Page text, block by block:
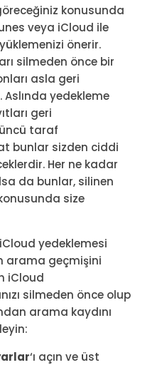
konusunda
veya iCloud ile
önerir.
silmeden önce bir
asla geri
Aslında yedekleme
geri
taraf
bunlar sizden ciddi
Her ne kadar
da bunlar, silinen
size
yedeklemesi
arama geçmişini
iCloud
silmeden önce olup
arama kaydını
‘ı açın ve üst